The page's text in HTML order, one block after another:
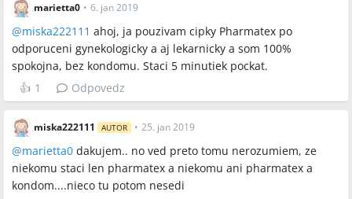
marietta0 • 6. jan 2019
@miska222111 ahoj, ja pouzivam cipky Pharmatex po
odporuceni gynekologicky a aj lekarnicky a som 100%
spokojna, bez kondomu. Staci 5 minutiek pockat.
👍 1 Odpovedz
miska222111 AUTOR • 25. jan 2019
@marietta0 dakujem.. no ved preto tomu nerozumiem, ze
niekomu staci len pharmatex a niekomu ani pharmatex a
kondom....nieco tu potom nesedi